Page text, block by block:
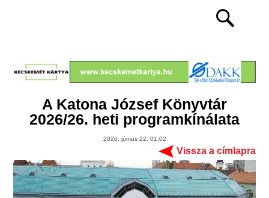
A Katona József Könyvtár
2026/26. heti programkínálata
2026. június 22. 01:02
Vissza a címlapra